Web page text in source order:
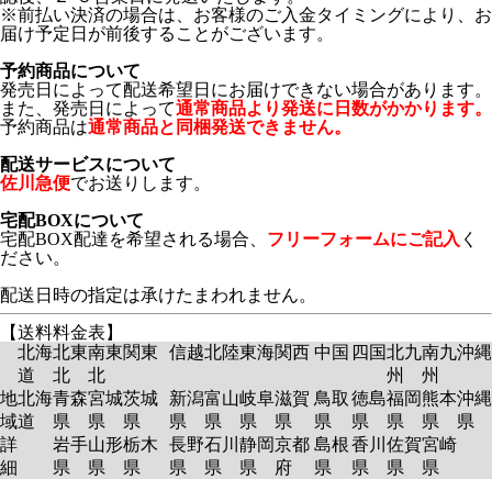
※前払い決済の場合は、お客様のご入金タイミングにより、お
届け予定日が前後することがございます。
予約商品について
発売日によって配送希望日にお届けできない場合があります。
また、発売日によって通常商品より発送に日数がかかります。
予約商品は通常商品と同梱発送できません。
配送サービスについて
佐川急便でお送りします。
宅配BOXについて
宅配BOX配達を希望される場合、 フリーフォームにご記入 く
ださい。
配送日時の指定は承けたまわれません。
【送料料金表】
北海
道
北東
北
南東
北
関東 信越北陸東海関西 中国 四国北九
州
南九
州
沖縄
地
域
詳
細
北海
道
青森
県
岩手
県
宮城
県
山形
県
茨城
県
栃木
県
新潟
県
長野
県
富山
県
石川
県
岐阜
県
静岡
県
滋賀
県
京都
府
鳥取
県
島根
県
徳島
県
香川
県
福岡
県
佐賀
県
熊本
県
宮崎
県
沖縄
県